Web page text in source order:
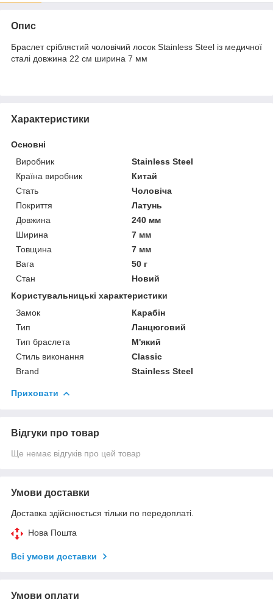
Опис
Браслет сріблястий чоловічий лосок Stainless Steel із медичної
сталі довжина 22 см ширина 7 мм
Характеристики
Основні
Виробник
Stainless Steel
Країна виробник
Китай
Стать
Чоловіча
Покриття
Латунь
Довжина
240 мм
Ширина
7 мм
Товщина
7 мм
Вага
50 г
Стан
Новий
Користувальницькі характеристики
Замок
Карабін
Тип
Ланцюговий
Тип браслета
М'який
Стиль виконання
Classic
Brand
Stainless Steel
Приховати
Відгуки про товар
Ще немає відгуків про цей товар
Умови доставки
Доставка здійснюється тільки по передоплаті.
Нова Пошта
Всі умови доставки
Умови оплати